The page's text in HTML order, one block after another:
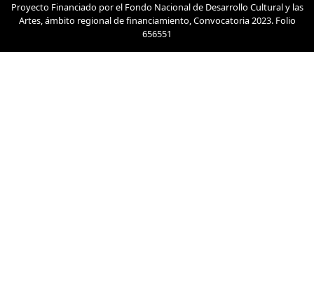
Proyecto Financiado por el Fondo Nacional de Desarrollo Cultural y las
Artes, ámbito regional de financiamiento, Convocatoria 2023. Folio
656551